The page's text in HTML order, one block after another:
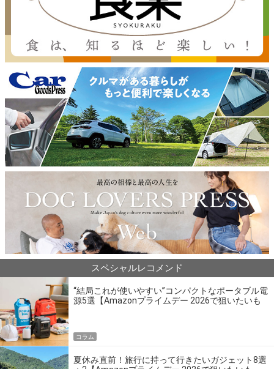
スペシャルレコメンド
“結局これが使いやすい”コンパクトなポータブル電
源5選【Amazonプライムデー 2026で狙いたいも
コラム
夏休み直前！旅行に持って行きたいガジェット8選